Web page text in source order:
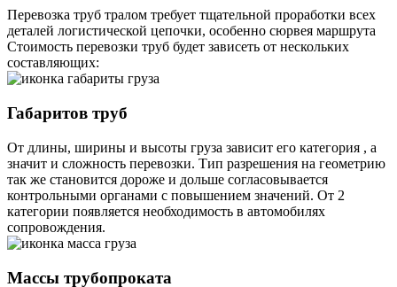
Перевозка труб тралом требует тщательной проработки всех
деталей логистической цепочки, особенно сюрвея маршрута
Стоимость перевозки труб будет зависеть от нескольких
составляющих:
Габаритов труб
От длины, ширины и высоты груза зависит его категория , а
значит и сложность перевозки. Тип разрешения на геометрию
так же становится дороже и дольше согласовывается
контрольными органами с повышением значений. От 2
категории появляется необходимость в автомобилях
сопровождения.
Массы трубопроката